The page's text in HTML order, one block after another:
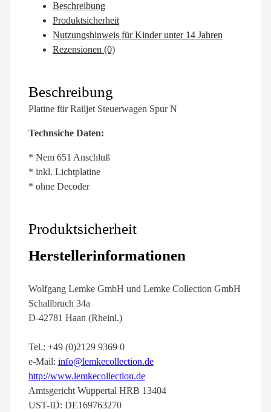
Beschreibung
Produktsicherheit
Nutzungshinweis für Kinder unter 14 Jahren
Rezensionen (0)
Beschreibung
Platine für Railjet Steuerwagen Spur N
Technsiche Daten:
* Nem 651 Anschluß
* inkl. Lichtplatine
* ohne Decoder
Produktsicherheit
Herstellerinformationen
Wolfgang Lemke GmbH und Lemke Collection GmbH
Schallbruch 34a
D-42781 Haan (Rheinl.)
Tel.: +49 (0)2129 9369 0
e-Mail: info@lemkecollection.de
http://www.lemkecollection.de
Amtsgericht Wuppertal HRB 13404
UST-ID: DE169763270